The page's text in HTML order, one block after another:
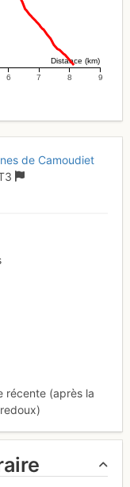
6 7 8 9
Distance (km)
de Camoudiet
récente (après la